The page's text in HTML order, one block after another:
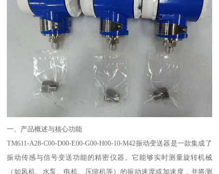
一、产品概述与核心功能
TM611-A28-C00-D00-E00-G00-H00-10-M42振动变送器是一款集成了
振动传感与信号变送功能的精密仪器。它能够实时测量旋转机械
（如风机、水泵、电机、压缩机等）的振动速度或加速度，并将测